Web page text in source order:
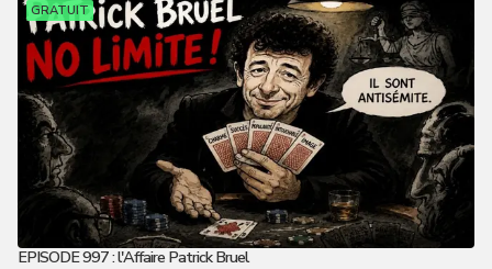
GRATUIT
EPISODE 997 : l'Affaire Patrick Bruel